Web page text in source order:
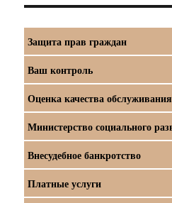
Защита прав граждан
Ваш контроль
Оценка качества
Министерство социального
Внесудебное банкротство
Платные услуги